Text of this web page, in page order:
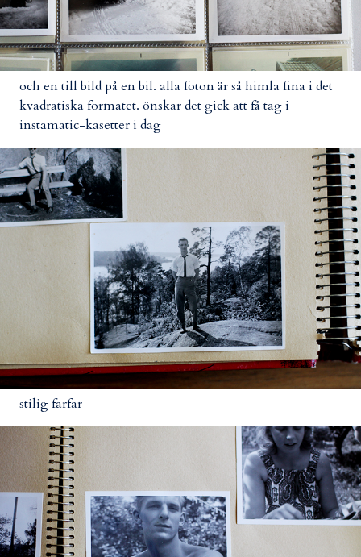
och en till bild på en bil. alla foton är så himla fina i det
kvadratiska formatet. önskar det gick att få tag i
instamatic-kasetter i dag
stilig farfar